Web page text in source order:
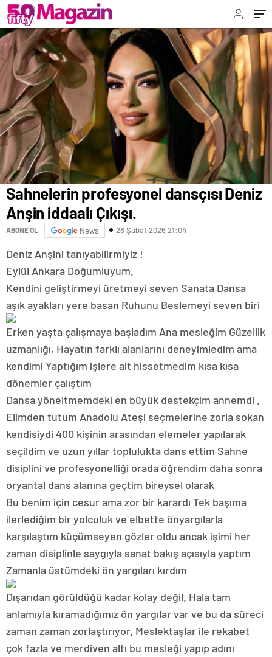
Sahnelerin profesyonel dansçısı Deniz
Anşin iddaalı Çıkışı.
ABONE OL News 28 Şubat 2026 21:04
Deniz Anşini tanıyabilirmiyiz !
Eylül Ankara Doğumluyum.
Kendini geliştirmeyi üretmeyi seven Sanata Dansa
aşık ayakları yere basan Ruhunu Beslemeyi seven biri
Erken yaşta çalışmaya başladım Ana mesleğim Güzellik
uzmanlığı, Hayatın farklı alanlarını deneyimledim ama
kendimi Yaptığım işlere ait hissetmedim kısa kısa
dönemler çalıştım
Dansa yöneltmemdeki en büyük destekçim annemdi .
Elimden tutum Anadolu Ateşi seçmelerine zorla sokan
kendisiydi 400 kişinin arasından elemeler yapılarak
seçildim ve uzun yıllar toplulukta dans ettim Sahne
disiplini ve profesyonelliği orada öğrendim daha sonra
oryantal dans alanına geçtim bireysel olarak
Bu benim için cesur ama zor bir karardı Tek başıma
ilerlediğim bir yolculuk ve elbette önyargılarla
karşılaştım küçümseyen gözler oldu ancak işimi her
zaman disiplinle saygıyla sanat bakış açısıyla yaptım
Zamanla üstümdeki ön yargıları kırdım
Dışarıdan görüldüğü kadar kolay değil. Hala tam
anlamıyla kıramadığımız ön yargılar var ve bu da süreci
zaman zaman zorlaştırıyor. Meslektaşlar ile rekabet
çok fazla ve merdiven altı bu mesleği yapıp adını